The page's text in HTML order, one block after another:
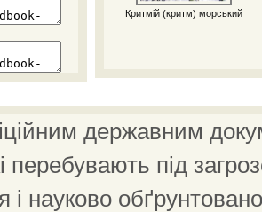
Критмій (критм) морський
державним
перебувають під
і науково